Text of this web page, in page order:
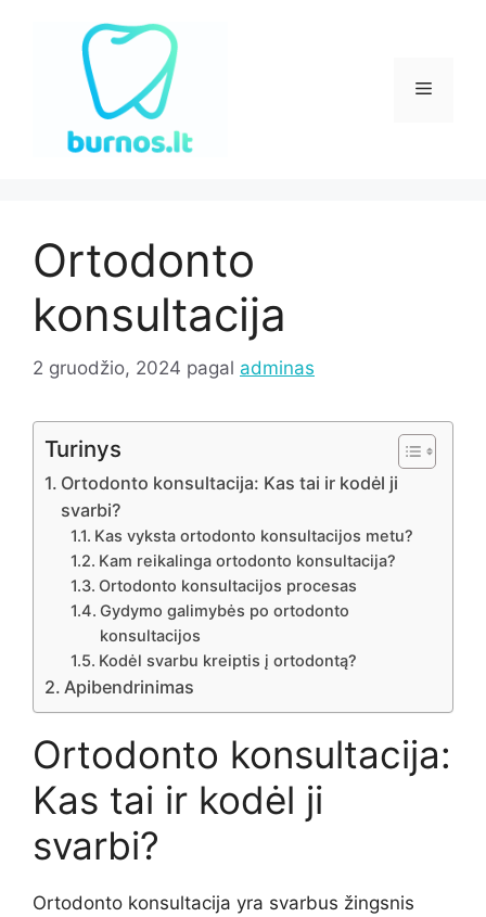
Meniu
Ortodonto
konsultacija
2 gruodžio, 2024 pagal adminas
Turinys
Ortodonto konsultacija: Kas tai ir kodėl ji
svarbi?
Kas vyksta ortodonto konsultacijos metu?
Kam reikalinga ortodonto konsultacija?
Ortodonto konsultacijos procesas
Gydymo galimybės po ortodonto
konsultacijos
Kodėl svarbu kreiptis į ortodontą?
Apibendrinimas
Ortodonto konsultacija:
Kas tai ir kodėl ji
svarbi?
Ortodonto konsultacija yra svarbus žingsnis